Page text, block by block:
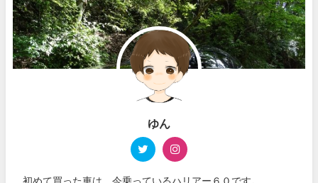
ゆん
初めて買った車は、今乗っているハリアー６０です。